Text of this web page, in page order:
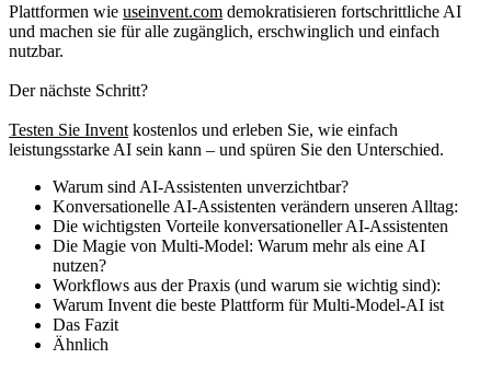
Plattformen wie useinvent.com demokratisieren fortschrittliche AI
und machen sie für alle zugänglich, erschwinglich und einfach
nutzbar.
Der nächste Schritt?
Testen Sie Invent kostenlos und erleben Sie, wie einfach
leistungsstarke AI sein kann – und spüren Sie den Unterschied.
Warum sind AI-Assistenten unverzichtbar?
Konversationelle AI-Assistenten verändern unseren Alltag:
Die wichtigsten Vorteile konversationeller AI-Assistenten
Die Magie von Multi-Model: Warum mehr als eine AI
nutzen?
Workflows aus der Praxis (und warum sie wichtig sind):
Warum Invent die beste Plattform für Multi-Model-AI ist
Das Fazit
Ähnlich